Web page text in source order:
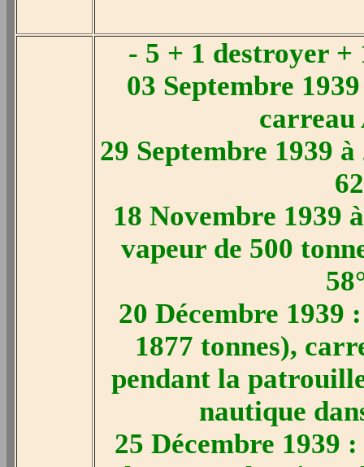
- 5 + 1 destroyer
03 Septembre
carreau
29 Septembre 1939
18 Novembre 1939
vapeur de 500
20 Décembre
1877 tonnes),
pendant la
nautique
25 Décembre